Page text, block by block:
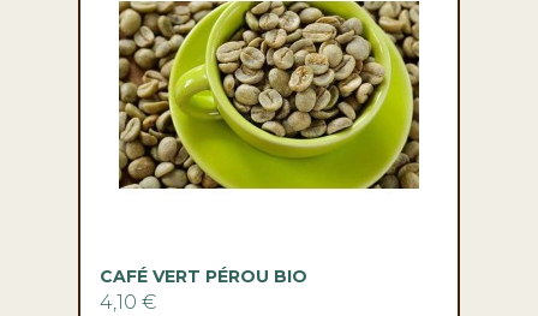
CAFÉ VERT PÉROU BIO
4,10 €